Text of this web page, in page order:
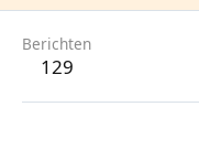
Berichten
129